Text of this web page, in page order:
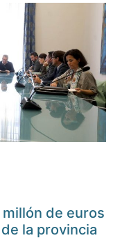
millón de euros
la provincia